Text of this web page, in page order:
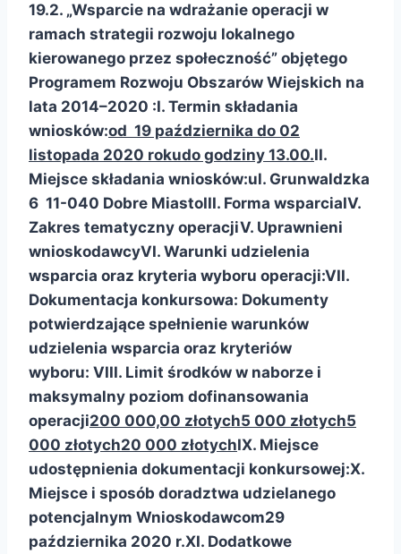
19.2. „Wsparcie na wdrażanie operacji w
ramach strategii rozwoju lokalnego
kierowanego przez społeczność” objętego
Programem Rozwoju Obszarów Wiejskich na
lata 2014–2020 :I. Termin składania
wniosków:od 19 października do 02
listopada 2020 rokudo godziny 13.00.II.
Miejsce składania wniosków:ul. Grunwaldzka
6 11-040 Dobre MiastoIII. Forma wsparciaIV.
Zakres tematyczny operacjiV. Uprawnieni
wnioskodawcyVI. Warunki udzielenia
wsparcia oraz kryteria wyboru operacji:VII.
Dokumentacja konkursowa: Dokumenty
potwierdzające spełnienie warunków
udzielenia wsparcia oraz kryteriów
wyboru: VIII. Limit środków w naborze i
maksymalny poziom dofinansowania
operacji200 000,00 złotych5 000 złotych5
000 złotych20 000 złotychIX. Miejsce
udostępnienia dokumentacji konkursowej:X.
Miejsce i sposób doradztwa udzielanego
potencjalnym Wnioskodawcom29
października 2020 r.XI. Dodatkowe